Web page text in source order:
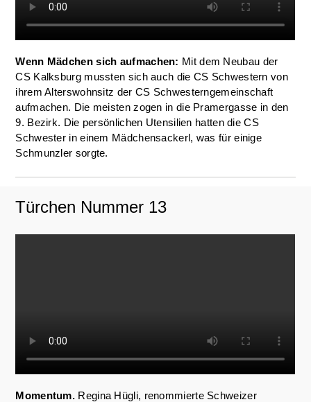
Wenn Mädchen sich aufmachen: Mit dem Neubau der
CS Kalksburg mussten sich auch die CS Schwestern von
ihrem Alterswohnsitz der CS Schwesterngemeinschaft
aufmachen. Die meisten zogen in die Pramergasse in den
9. Bezirk. Die persönlichen Utensilien hatten die CS
Schwester in einem Mädchensackerl, was für einige
Schmunzler sorgte.
Türchen Nummer 13
Momentum. Regina Hügli, renommierte Schweizer